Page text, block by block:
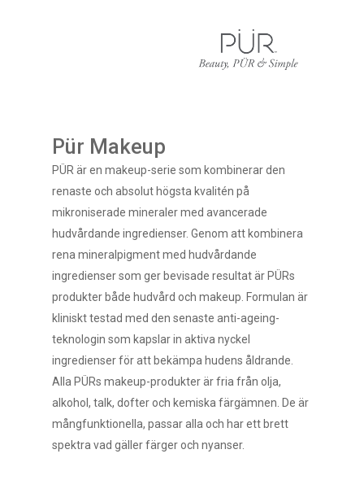
Pür Makeup
PÜR är en makeup-serie som kombinerar den
renaste och absolut högsta kvalitén på
mikroniserade mineraler med avancerade
hudvårdande ingredienser. Genom att kombinera
rena mineralpigment med hudvårdande
ingredienser som ger bevisade resultat är PÜRs
produkter både hudvård och makeup. Formulan är
kliniskt testad med den senaste anti-ageing-
teknologin som kapslar in aktiva nyckel
ingredienser för att bekämpa hudens åldrande.
Alla PÜRs makeup-produkter är fria från olja,
alkohol, talk, dofter och kemiska färgämnen. De är
mångfunktionella, passar alla och har ett brett
spektra vad gäller färger och nyanser.